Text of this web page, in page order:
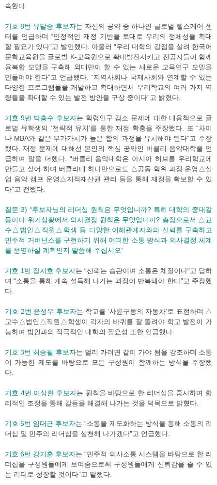
속했다.
기호 8번 유달승 후보자는 자신의 공약 중 하나인 글로벌 헬스케어 센
터를 언급하며 “안정적인 재정 기반을 토대로 우리의 정체성을 확대
할 필요가 있다”고 발언했다. 아울러 “우리 대학의 강점을 살려 한국어
문화교육원을 글로벌 K-교육원으로 확대발전시키고 전공자들이 함께
융복합 모델을 구축해 외대만이 할 수 있는 새로운 교육연구 모델을
만들어야 한다”고 언급했다. “지역사회나 국제사회와 연계할 수 있는
다양한 프로그램들을 개발하고 확대하면서 우리학교의 여러 가지 역
량들을 확대할 수 있는 발전 방안을 구상 중이다”고 밝혔다.
기호 9번 박흥수 후보자는 학령인구 감소 문제에 대한 대응책으로 글
로벌 유학생의 ‘전략적 유치’를 통한 재정 확충을 주장했다. 또 “차이
나 MBA와 같은 부가가치가 높은 합의 과정을 유치해야 된다”고 주장
했다. 재정 문제에 대해선 본인의 핵심 공약인 버클리 음악대학을 언
급하며 말을 더했다. “버클리 음악대학은 아시아 허브를 우리학교에
만들고 싶어 하며 버클리대 하나만으로도 △공동 학위 과정 운영△실
업 음악 캠프 운영△지적재산권 관리 등을 통해 재정을 확보할 수 있
다”고 전했다.
질문 3) “후보자님의 리더십 원칙은 무엇입니까? 특히 대학의 중대갈
등이나 위기상황에서 의사결정 원칙은 무엇입니까? 총장으로서 △교
수△법인△직원△학생 등 다양한 이해관계자와의 신뢰를 구축하고
민주적 거버넌스를 구현하기 위해 어떠한 소통 방식과 의사결정 체계
를 운영하실 계획인지 말씀해 주십시오”
기호 1번 장지호 후보자는 “신뢰는 습관이며 소통은 체질이다”고 답하
며 “소통을 통해 계속 설득해 나가는 과정이 반복돼야 한다”고 주장했
다.
기호 2번 윤성우 후보자는 학교를 ‘사륜구동의 자동차’로 표현하며 △
교수△법인△직원△학생이 각자의 바퀴를 잘 돌려야 학교 발전이 가
능하며 법인과의 적극적인 대화의 필요성 또한 언급했다.
기호 3번 최승필 후보자는 멀리 가려면 같이 가야 됨을 강조하며 소통
이 가능한 제도를 바탕으로 모든 구성원이 함께하는 방식을 주장했
다.
기호 4번 이상환 후보자는 원칙을 바탕으로 한 리더십을 중시하며 합
리적인 조정을 통해 갈등을 해결해 나가는 것을 덕목으로 밝혔다.
기호 5번 임대근 후보자는 “소통을 제도화하는 방식을 통해 소통의 리
더십 및 민주의 리더십을 실천해 나가겠다”고 언급했다.
기호 6번 강기훈 후보자는 “민주적 의사소통 시스템을 바탕으로 한 리
더십을 구성원들에게 보여줌으로써 구성원들에게 신뢰감을 줄 수 있
는 리더로 성장할 것이다”고 말했다.